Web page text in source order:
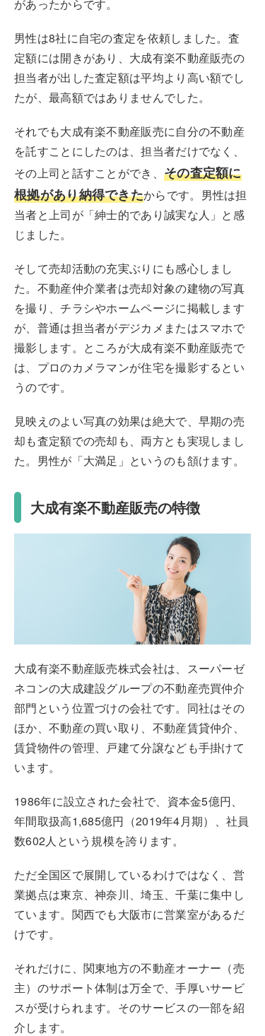
があったからです。
男性は8社に自宅の査定を依頼しました。査
定額には開きがあり、大成有楽不動産販売の
担当者が出した査定額は平均より高い額でし
たが、最高額ではありませんでした。
それでも大成有楽不動産販売に自分の不動産
を託すことにしたのは、担当者だけでなく、
その上司と話すことができ、 その査定額に
根拠があり納得できたからです。男性は担
当者と上司が「紳士的であり誠実な人」と感
じました。
そして売却活動の充実ぶりにも感心しまし
た。不動産仲介業者は売却対象の建物の写真
を撮り、チラシやホームページに掲載します
が、普通は担当者がデジカメまたはスマホで
撮影します。ところが大成有楽不動産販売で
は、プロのカメラマンが住宅を撮影するとい
うのです。
見映えのよい写真の効果は絶大で、早期の売
却も査定額での売却も、両方とも実現しまし
た。男性が「大満足」というのも頷けます。
大成有楽不動産販売の特徴
大成有楽不動産販売株式会社は、スーパーゼ
ネコンの大成建設グループの不動産売買仲介
部門という位置づけの会社です。同社はその
ほか、不動産の買い取り、不動産賃貸仲介、
賃貸物件の管理、戸建て分譲なども手掛けて
います。
1986年に設立された会社で、資本金5億円、
年間取扱高1,685億円（2019年4月期）、社員
数602人という規模を誇ります。
ただ全国区で展開しているわけではなく、営
業拠点は東京、神奈川、埼玉、千葉に集中し
ています。関西でも大阪市に営業室があるだ
けです。
それだけに、関東地方の不動産オーナー（売
主）のサポート体制は万全で、手厚いサービ
スが受けられます。そのサービスの一部を紹
介します。